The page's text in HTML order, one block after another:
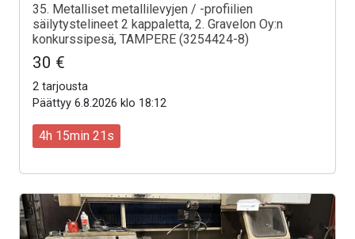
35. Metalliset metallilevyjen / -profiilien
säilytystelineet 2 kappaletta, 2. Gravelon Oy:n
konkurssipesä, TAMPERE (3254424-8)
30 €
2 tarjousta
Päättyy 6.8.2026 klo 18:12
4h 15min 19s